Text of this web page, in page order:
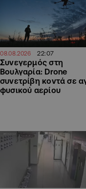
08.08.2026 22:07
Συνεγερμός στη
Βουλγαρία: Drone
συνετρίβη κοντά σε
φυσικού αερίου